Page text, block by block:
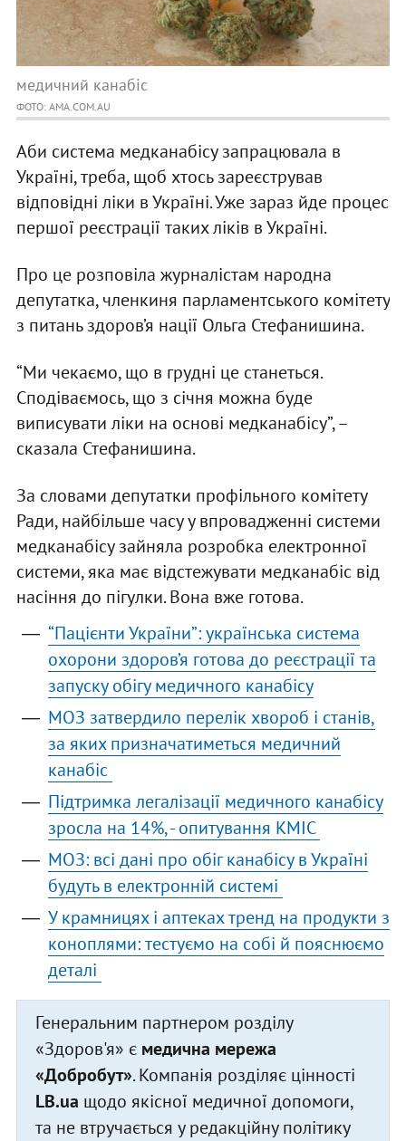
медичний канабіс
ФОТО: AMA.COM.AU
Аби система медканабісу запрацювала в
Україні, треба, щоб хтось зареєстрував
відповідні ліки в Україні. Уже зараз йде процес
першої реєстрації таких ліків в Україні.
Про це розповіла журналістам народна
депутатка, членкиня парламентського комітету
з питань здоров’я нації Ольга Стефанишина.
“Ми чекаємо, що в грудні це станеться.
Сподіваємось, що з січня можна буде
виписувати ліки на основі медканабісу”, –
сказала Стефанишина.
За словами депутатки профільного комітету
Ради, найбільше часу у впровадженні системи
медканабісу зайняла розробка електронної
системи, яка має відстежувати медканабіс від
насіння до пігулки. Вона вже готова.
“Пацієнти України”: українська система
охорони здоров’я готова до реєстрації та
запуску обігу медичного канабісу
МОЗ затвердило перелік хвороб і станів,
за яких призначатиметься медичний
канабіс
Підтримка легалізації медичного канабісу
зросла на 14%, - опитування КМІС
МОЗ: всі дані про обіг канабісу в Україні
будуть в електронній системі
У крамницях і аптеках тренд на продукти з
коноплями: тестуємо на собі й пояснюємо
деталі
Генеральним партнером розділу
«Здоров'я» є медична мережа
«Добробут». Компанія розділяє цінності
LB.ua щодо якісної медичної допомоги,
та не втручається у редакційну політику